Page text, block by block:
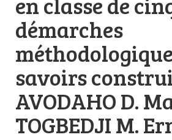
démarches
savoirs
AVODAHO D.
TOGBEDJI M.